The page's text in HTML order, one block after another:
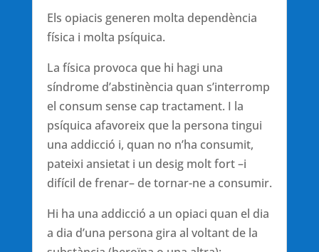
Els opiacis generen molta dependència
física i molta psíquica.
La física provoca que hi hagi una
síndrome d’abstinència quan s’interromp
el consum sense cap tractament. I la
psíquica afavoreix que la persona tingui
una addicció i, quan no n’ha consumit,
pateixi ansietat i un desig molt fort –i
difícil de frenar– de tornar-ne a consumir.
Hi ha una addicció a un opiaci quan el dia
a dia d’una persona gira al voltant de la